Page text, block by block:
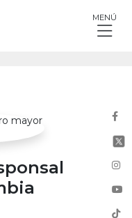
MENÚ